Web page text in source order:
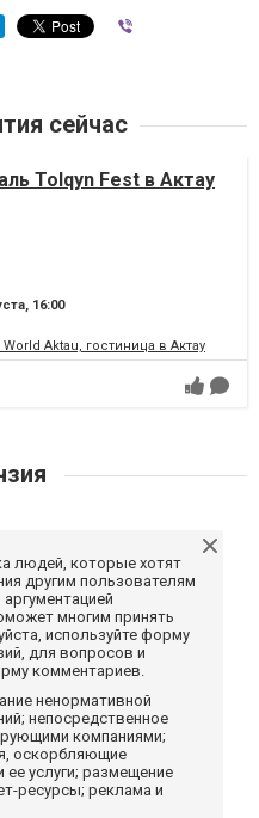
сейчас
Tolqyn Fest в Актау
16:00
World Aktau, гостиница в Актау
людей, которые хотят
другим пользователям
многим принять
используйте форму
для вопросов и
комментариев.
ненормативной
непосредственное
компаниями;
оскорбляющие
ее услуги; размещение
ресурсы; реклама и